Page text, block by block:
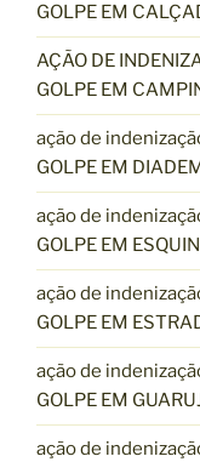
GOLPE EM
AÇÃO DE
GOLPE EM
ação de
GOLPE EM
ação de
GOLPE EM
ação de
GOLPE EM
ação de
GOLPE EM
ação de